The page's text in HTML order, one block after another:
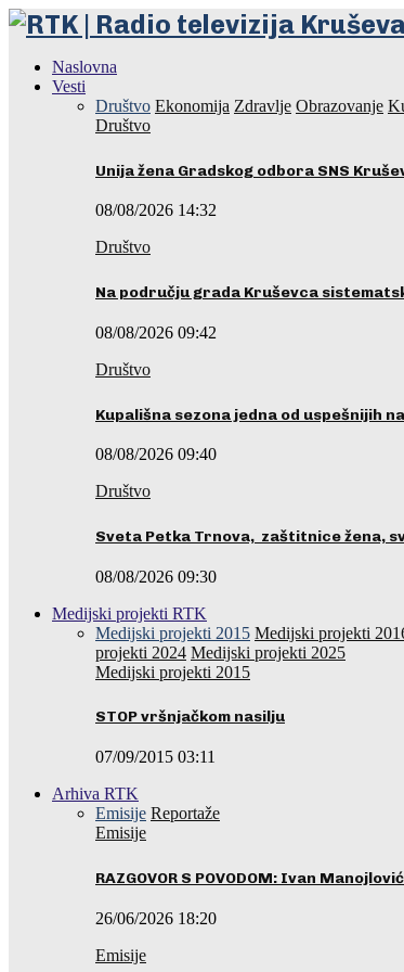
Naslovna
Vesti
Društvo Ekonomija Zdravlje Obrazovanje
Društvo
Unija žena Gradskog odbora SNS
08/08/2026 14:32
Društvo
Na području grada Kruševca
08/08/2026 09:42
Društvo
Kupališna sezona jedna od uspešnijih
08/08/2026 09:40
Društvo
Sveta Petka Trnova, zaštitnice žena,
08/08/2026 09:30
Medijski projekti RTK
Medijski projekti 2015 Medijski projekti
projekti 2024 Medijski projekti 2025
Medijski projekti 2015
STOP vršnjačkom nasilju
07/09/2015 03:11
Arhiva RTK
Emisije Reportaže
Emisije
RAZGOVOR S POVODOM: Ivan
26/06/2026 18:20
Emisije